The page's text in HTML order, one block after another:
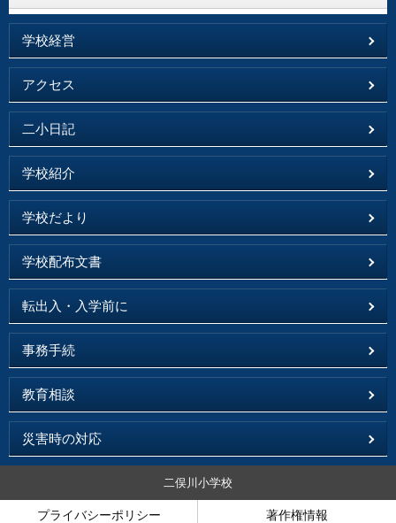
学校経営
アクセス
二小日記
学校紹介
学校だより
学校配布文書
転出入・入学前に
事務手続
教育相談
災害時の対応
二俣川小学校
プライバシーポリシー 著作権情報